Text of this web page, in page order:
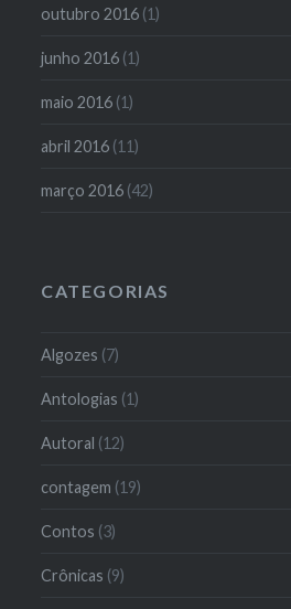
outubro 2016 (1)
junho 2016 (1)
maio 2016 (1)
abril 2016 (11)
março 2016 (42)
CATEGORIAS
Algozes (7)
Antologias (1)
Autoral (12)
contagem (19)
Contos (3)
Crônicas (9)